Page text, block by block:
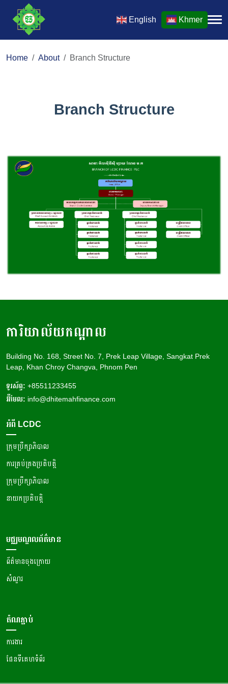
English Khmer
Home About Branch Structure
Branch Structure
ការិយាល័យកណ្តាល
Building No. 168, Street No. 7, Prek Leap Village, Sangkat Prek
Leap, Khan Chroy Changva, Phnom Pen
ទូរស័ព្ទ: +85511233455
អ៊ីមែល: info@dhitemahfinance.com
អំពី LCDC
ក្រុមប្រឹក្សាភិបាល
ការគ្រប់គ្រងប្រតិបត្តិ
ក្រុមប្រឹក្សាភិបាល
នាយកប្រតិបត្តិ
មជ្ឈមណ្ឌលព័ត៌មាន
ព័ត៌មានចុងក្រោយ
សំណួរ
តំណភ្ជាប់
ការងារ
ផែនទីគេហទំព័រ